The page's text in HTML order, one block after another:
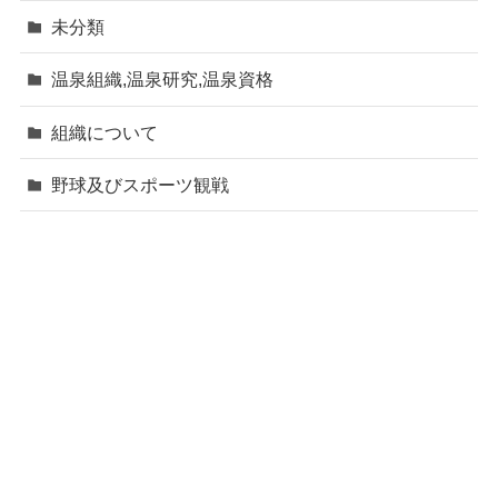
未分類
温泉組織,温泉研究,温泉資格
組織について
野球及びスポーツ観戦